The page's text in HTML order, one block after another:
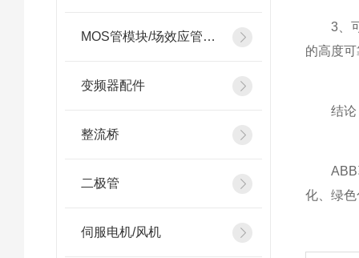
MOS管模块/场效应管模块
变频器配件
整流桥
二极管
伺服电机/风机
3、可
的高度
结论
ABB驱
化、绿